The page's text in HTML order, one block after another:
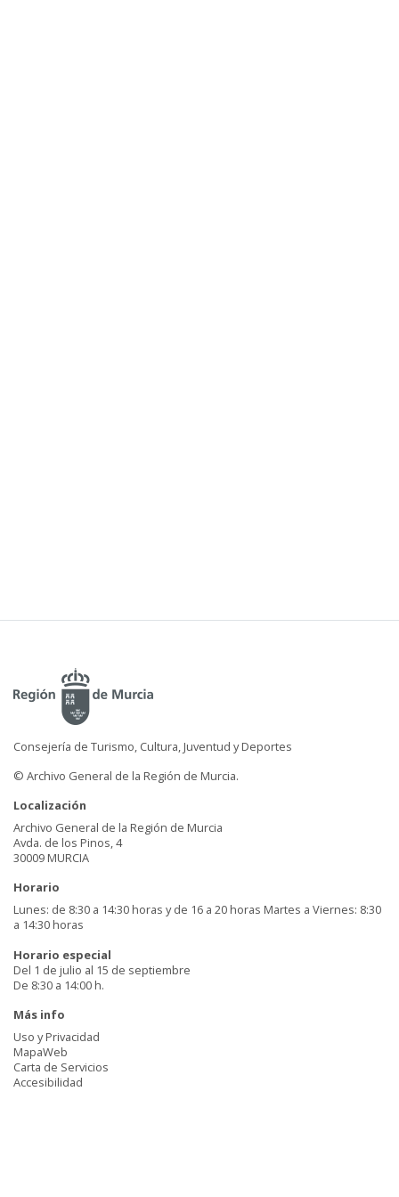
Consejería de Turismo, Cultura, Juventud y Deportes
© Archivo General de la Región de Murcia.
Localización
Archivo General de la Región de Murcia
Avda. de los Pinos, 4
30009 MURCIA
Horario
Lunes: de 8:30 a 14:30 horas y de 16 a 20 horas Martes a Viernes: 8:30
a 14:30 horas
Horario especial
Del 1 de julio al 15 de septiembre
De 8:30 a 14:00 h.
Más info
Uso y Privacidad
MapaWeb
Carta de Servicios
Accesibilidad